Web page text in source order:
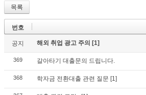
목록
번호
공지 해외 취업 광고 주의 [1]
369 갈아타기 대출문의 드립니다.
368 학자금 전환대출 관련 질문 [1]